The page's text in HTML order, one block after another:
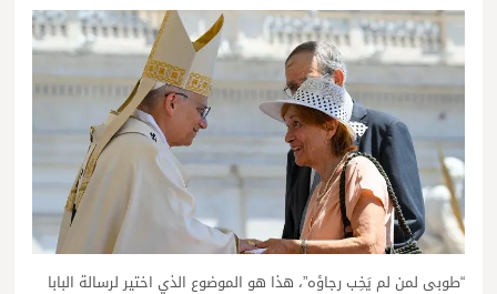
“طوبى لمن لم يَخِب رجاؤه”، هذا هو الموضوع الذي اختير لرسالة البابا